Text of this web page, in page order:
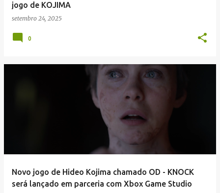
jogo de KOJIMA
setembro 24, 2025
0
Novo jogo de Hideo Kojima chamado OD - KNOCK
será lançado em parceria com Xbox Game Studio